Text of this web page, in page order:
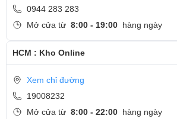
0944 283 283
Mở cửa từ 8:00 - 19:00 hàng ngày
HCM : Kho Online
Xem chỉ đường
19008232
Mở cửa từ 8:00 - 22:00 hàng ngày